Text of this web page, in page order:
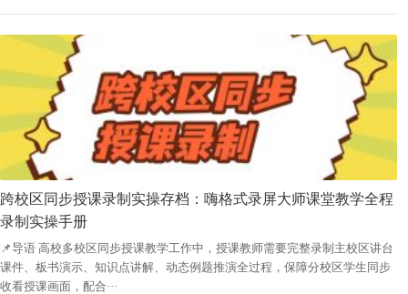
跨校区同步授课录制实操存档：嗨格式录屏大师课堂教学全程
录制实操手册
📌导语 高校多校区同步授课教学工作中，授课教师需要完整录制主校区讲台
课件、板书演示、知识点讲解、动态例题推演全过程，保障分校区学生同步
收看授课画面，配合···